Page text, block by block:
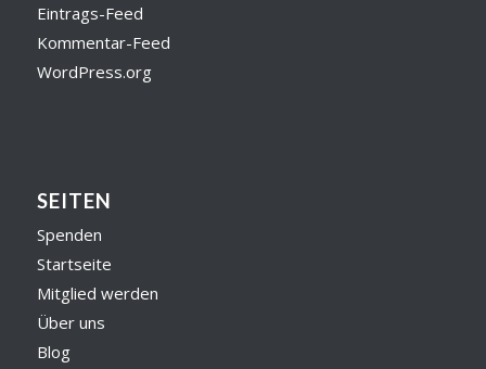
Eintrags-Feed
Kommentar-Feed
WordPress.org
SEITEN
Spenden
Startseite
Mitglied werden
Über uns
Blog